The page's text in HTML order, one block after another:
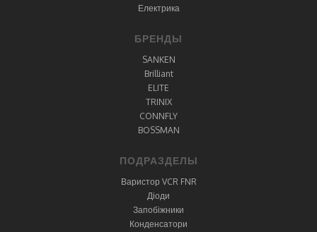
Електрика
БРЕНДЫ
SANKEN
Brilliant
ELITE
TRINIX
CONNFLY
BOSSMAN
ПОДРАЗДЕЛЫ
Варистор VCR FNR
Діоди
Запобіжники
Конденсатори